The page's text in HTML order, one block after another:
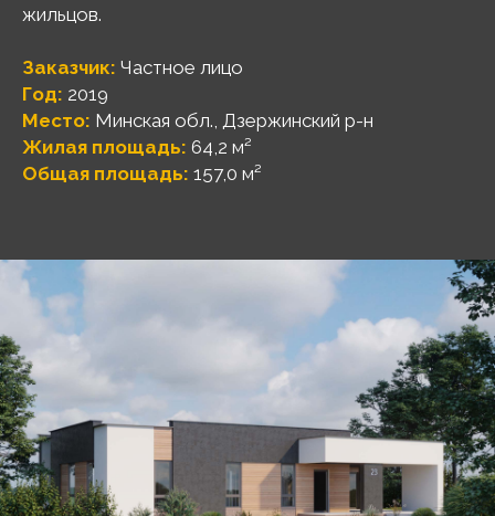
жильцов.
Заказчик: Частное лицо
Год: 2019
Место: Минская обл., Дзержинский р-н
Жилая площадь: 64,2 м²
Общая площадь: 157,0 м²